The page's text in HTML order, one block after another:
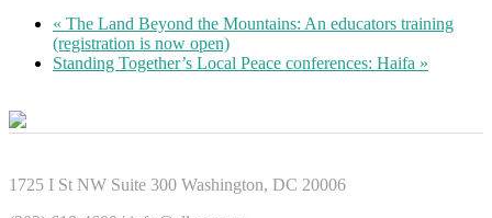
« The Land Beyond the Mountains: An educators training
(registration is now open)
Standing Together’s Local Peace conferences: Haifa »
1725 I St NW Suite 300 Washington, DC 20006